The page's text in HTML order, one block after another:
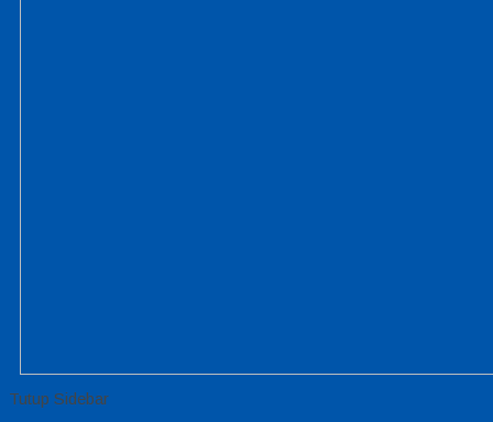
Tutup Sidebar